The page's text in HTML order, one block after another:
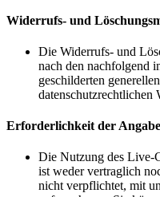
Widerrufs- und
Die Widerrufs- und
nach den nachfolgend
geschilderten
datenschutzrechtlichen
Erforderlichkeit der
Die Nutzung des Live-
ist weder vertraglich
nicht verpflichtet, mit